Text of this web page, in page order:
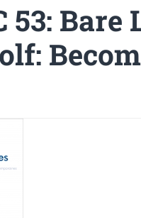
53: